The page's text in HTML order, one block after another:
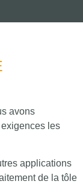
avons
les
applications
de la tôle